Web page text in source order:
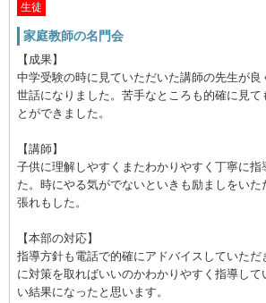
生徒
家庭教師の名門会
【成果】
中学受験の時に見ていただいた講師の先生が良
世話になりました。苦手なところも的確に見て
とができました。
【講師】
子供に理解しやすくまたわかりやすく丁寧に指
た。時にやる気がでないといきも励ましをい
張れもした。
【本部の対応】
指導方針も電話で的確にアドバイスしていただ
に対策を取ればいいのかわかりやすく指導して
い結果になったと思います。